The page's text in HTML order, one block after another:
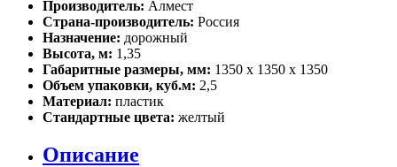
Производитель: Алмест
Страна-производитель: Россия
Назначение: дорожный
Высота, м: 1,35
Габаритные размеры, мм: 1350 х 1350 х 1350
Объем упаковки, куб.м: 2,5
Материал: пластик
Стандартные цвета: желтый
Описание